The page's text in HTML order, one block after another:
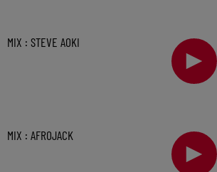
MIX : STEVE AOKI
MIX : AFROJACK